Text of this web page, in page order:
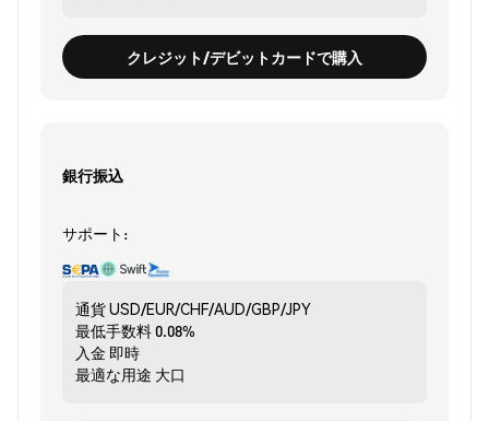
クレジット/デビットカードで購入
銀行振込
サポート:
通貨USD/EUR/CHF/AUD/GBP/JPY
最低手数料0.08%
入金 即時
最適な用途 大口